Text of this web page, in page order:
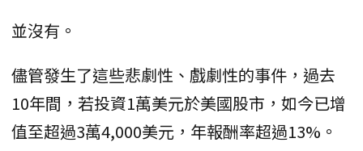
並沒有。
儘管發生了這些悲劇性、戲劇性的事件，過去
10年間，若投資1萬美元於美國股市，如今已增
值至超過3萬4,000美元，年報酬率超過13%。